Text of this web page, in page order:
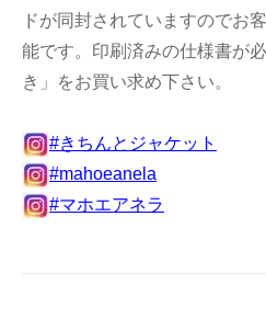
ドが同封されていますのでお
能です。印刷済みの仕様書が
き」をお買い求め下さい。
#きちんとジャケット
#mahoeanela
#マホエアネラ